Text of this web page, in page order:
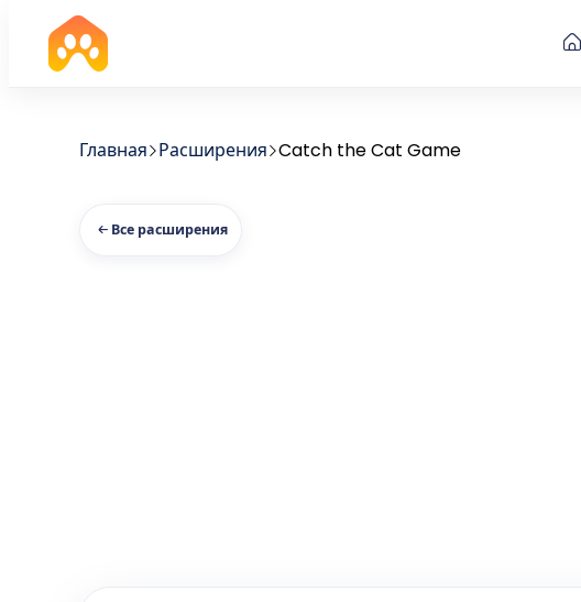
Главная Расширения Catch the Cat Game
Все расширения